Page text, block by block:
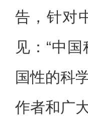
告，针对
见：“中
国性的科
作者和广